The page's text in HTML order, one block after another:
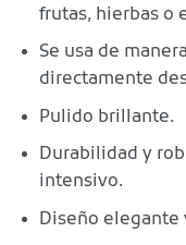
frutas, hierbas o
Se usa de
directamente
Pulido brillante.
Durabilidad y
intensivo.
Diseño elegante